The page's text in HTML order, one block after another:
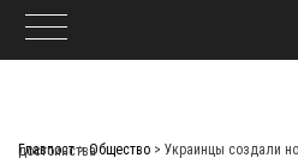
Главпост>Общество >
Украинцы создали новый БПК «Shark»: названы главные достоинства